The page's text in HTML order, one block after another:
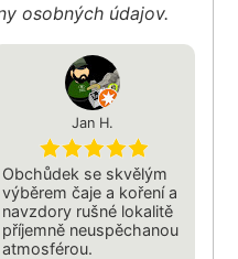
osobných údajov.
Jan H.
Obchůdek se skvělým
výběrem čaje a koření a
navzdory rušné lokalitě
příjemně neuspěchanou
atmosférou.